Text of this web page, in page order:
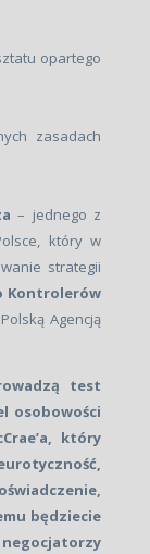
opartego
zasadach
– jednego z
który w
strategii
Kontrolerów
Agencją
test
osobowości
który
będziecie